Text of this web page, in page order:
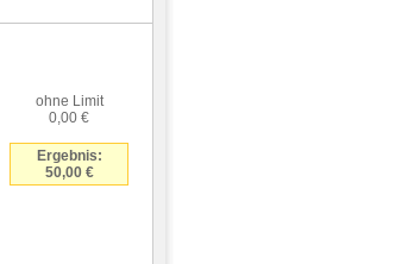
ohne Limit
0,00 €
Ergebnis:
50,00 €